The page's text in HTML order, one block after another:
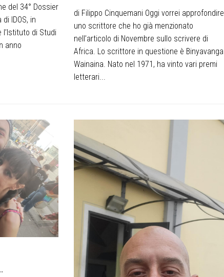
del 34° Dossier
IDOS, in
di Studi
anno
di Filippo Cinquemani Oggi vorrei approfondire
uno scrittore che ho già menzionato
nell’articolo di Novembre sullo scrivere di
Africa. Lo scrittore in questione è Binyavanga
Wainaina. Nato nel 1971, ha vinto vari premi
letterari...